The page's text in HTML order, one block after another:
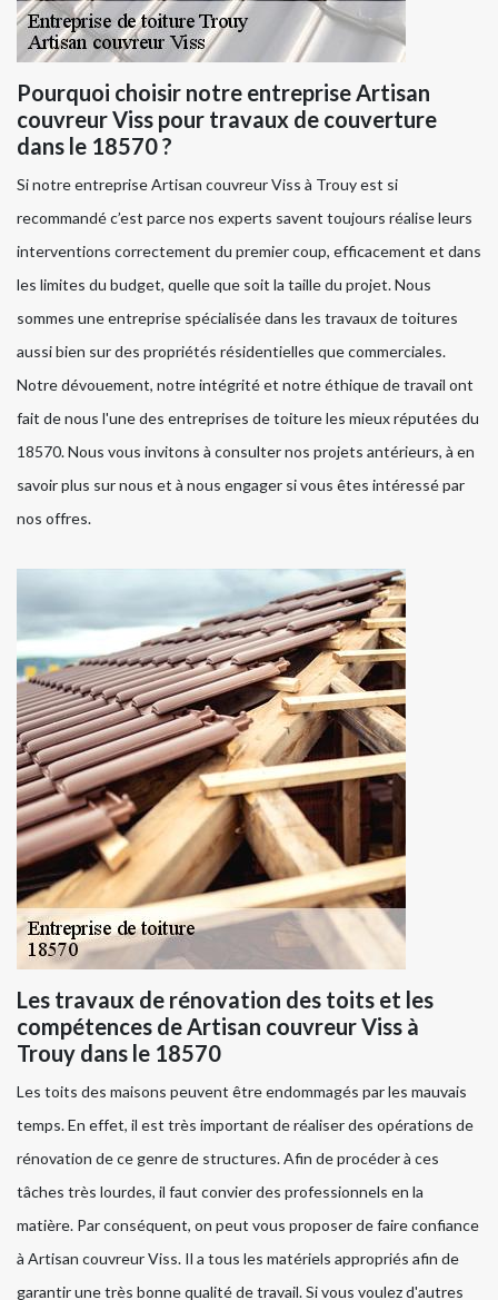
Pourquoi choisir notre entreprise Artisan
couvreur Viss pour travaux de couverture
dans le 18570 ?
Si notre entreprise Artisan couvreur Viss à Trouy est si
recommandé c’est parce nos experts savent toujours réalise leurs
interventions correctement du premier coup, efficacement et dans
les limites du budget, quelle que soit la taille du projet. Nous
sommes une entreprise spécialisée dans les travaux de toitures
aussi bien sur des propriétés résidentielles que commerciales.
Notre dévouement, notre intégrité et notre éthique de travail ont
fait de nous l'une des entreprises de toiture les mieux réputées du
18570. Nous vous invitons à consulter nos projets antérieurs, à en
savoir plus sur nous et à nous engager si vous êtes intéressé par
nos offres.
Les travaux de rénovation des toits et les
compétences de Artisan couvreur Viss à
Trouy dans le 18570
Les toits des maisons peuvent être endommagés par les mauvais
temps. En effet, il est très important de réaliser des opérations de
rénovation de ce genre de structures. Afin de procéder à ces
tâches très lourdes, il faut convier des professionnels en la
matière. Par conséquent, on peut vous proposer de faire confiance
à Artisan couvreur Viss. Il a tous les matériels appropriés afin de
garantir une très bonne qualité de travail. Si vous voulez d'autres